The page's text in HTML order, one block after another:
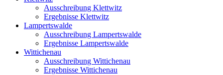
Ausschreibung Klettwitz
Ergebnisse Klettwitz
Lampertswalde
Ausschreibung Lampertswalde
Ergebnisse Lampertswalde
Wittichenau
Ausschreibung Wittichenau
Ergebnisse Wittichenau